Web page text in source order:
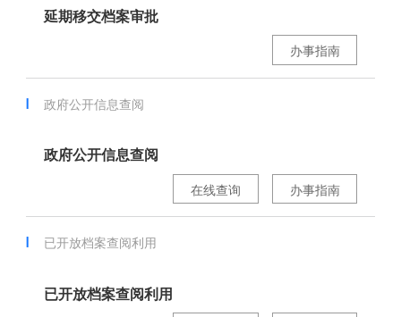
延期移交档案审批
办事指南
政府公开信息查阅
政府公开信息查阅
办事指南
在线查询
已开放档案查阅利用
已开放档案查阅利用